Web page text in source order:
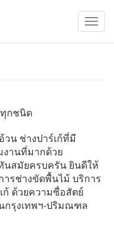
ทุกชนิด
วน ช่างปาร์เก้ที่มี
านที่มากด้วย
นสมัยครบครัน ยินดีให้
รช่างขัดพื้นไม้ บริการ
ก้ ด้วยความซื่อสัตย์
กรุงเทพฯ-ปริมณฑล